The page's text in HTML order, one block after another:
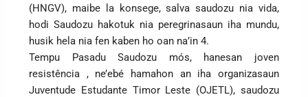
(HNGV), maibe la konsege, salva saudozu nia vida,
hodi Saudozu hakotuk nia peregrinasaun iha mundu,
husik hela nia fen kaben ho oan na’in 4.
Tempu Pasadu Saudozu mós, hanesan joven
resistência , ne’ebé hamahon an iha organizasaun
Juventude Estudante Timor Leste (OJETL), saudozu